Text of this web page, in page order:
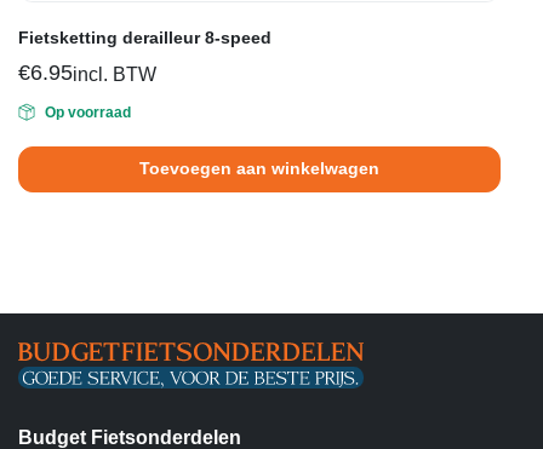
Fietsketting derailleur 8-speed
€6.95incl. BTW
Op voorraad
Toevoegen aan winkelwagen
Budget Fietsonderdelen